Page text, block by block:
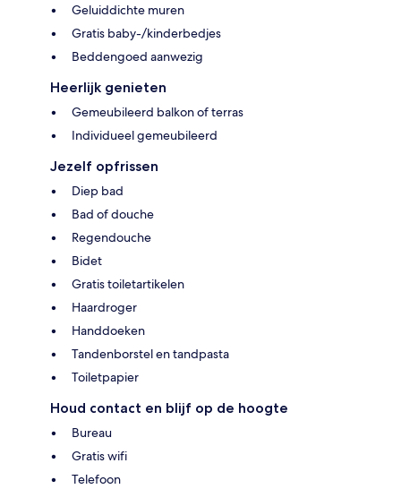
Geluiddichte muren
Gratis baby-/kinderbedjes
Beddengoed aanwezig
Heerlijk genieten
Gemeubileerd balkon of terras
Individueel gemeubileerd
Jezelf opfrissen
Diep bad
Bad of douche
Regendouche
Bidet
Gratis toiletartikelen
Haardroger
Handdoeken
Tandenborstel en tandpasta
Toiletpapier
Houd contact en blijf op de hoogte
Bureau
Gratis wifi
Telefoon